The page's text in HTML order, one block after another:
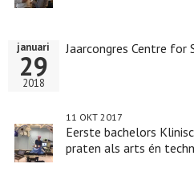
Jaarcongres Centre for
januari
29
2018
Eerste bachelors
praten als arts én
11 OKT 2017